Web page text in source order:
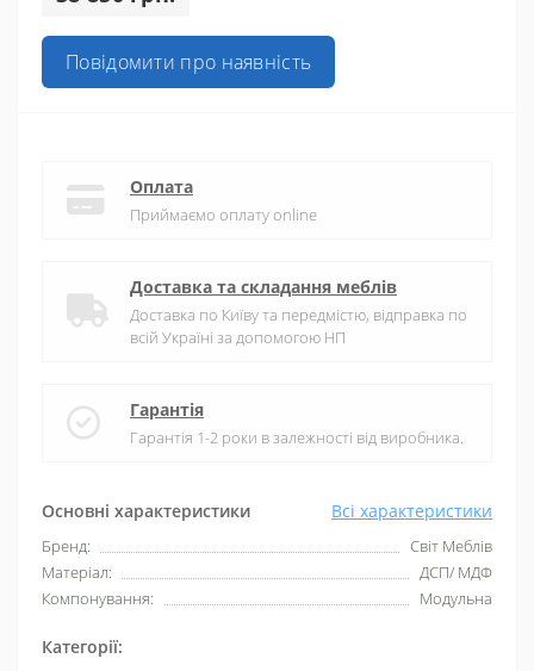
Повідомити про наявність
Основні характеристики Всі характеристики
Бренд:
Світ Меблів
Матеріал:
ДСП/ МДФ
Компонування:
Модульна
Категорії:
Оплата
Приймаємо оплату online
Доставка та складання меблів
Доставка по Київу та передмістю, відправка по
всій Україні за допомогою НП
Гарантія
Гарантія 1-2 роки в залежності від виробника.